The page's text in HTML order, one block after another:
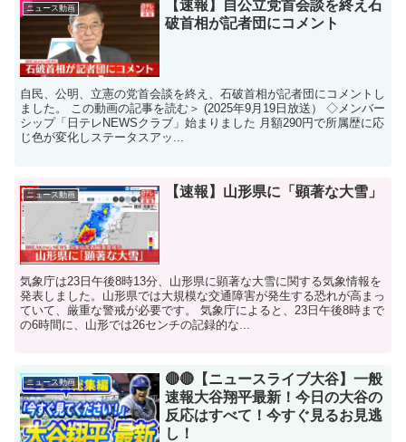
ニュース動画
【速報】自公立党首会談を終え石
破首相が記者団にコメント
自民、公明、立憲の党首会談を終え、石破首相が記者団にコメントし
ました。 この動画の記事を読む＞ (2025年9月19日放送） ◇メンバー
シップ「日テレNEWSクラブ」始まりました 月額290円で所属歴に応
じ色が変化しステータスアッ...
ニュース動画 【速報】山形県に「顕著な大雪」
気象庁は23日午後8時13分、山形県に顕著な大雪に関する気象情報を
発表しました。山形県では大規模な交通障害が発生する恐れが高まっ
ていて、厳重な警戒が必要です。 気象庁によると、23日午後8時まで
の6時間に、山形では26センチの記録的な...
ニュース動画
🔴🔴【ニュースライブ大谷】一般
速報大谷翔平最新！今日の大谷の
反応はすべて！今すぐ見るお見逃
し！